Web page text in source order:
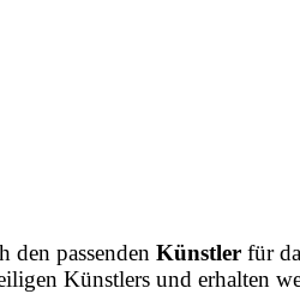
den passenden Künstler für
Künstlers und erhalten